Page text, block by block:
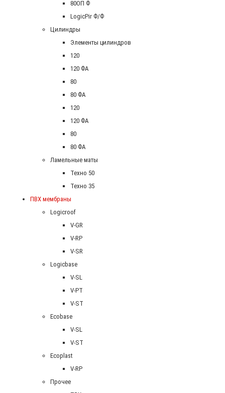
80ОП Ф
LogicPir Ф/Ф
Цилиндры
Элементы цилиндров
120
120 ФА
80
80 ФА
120
120 ФА
80
80 ФА
Ламельные маты
Техно 50
Техно 35
ПВХ мембраны
Logicroof
V-GR
V-RP
V-SR
Logicbase
V-SL
V-PT
V-ST
Ecobase
V-SL
V-ST
Ecoplast
V-RP
Прочее